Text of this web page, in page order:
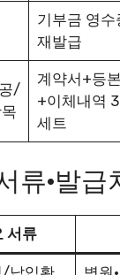
기부금 영수
재발급
/
계약서+등본
+이체내역
세트
류·발급
서류